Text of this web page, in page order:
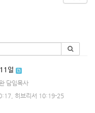
일
담임목사
히브리서 10:19-25